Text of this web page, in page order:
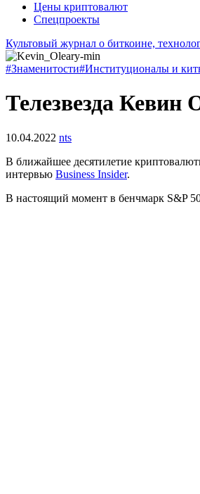
Цены криптовалют
Спецпроекты
Культовый журнал о биткоине,
#Знаменитости#Институционалы и
Телезвезда Кевин
10.04.2022 nts
В ближайшее десятилетие
интервью Business Insider.
В настоящий момент в бенчмарк S&P